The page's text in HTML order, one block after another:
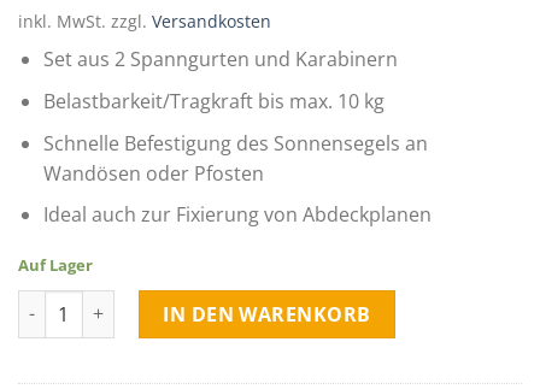
inkl. MwSt. zzgl. Versandkosten
Set aus 2 Spanngurten und Karabinern
Belastbarkeit/Tragkraft bis max. 10 kg
Schnelle Befestigung des Sonnensegels an
Wandösen oder Pfosten
Ideal auch zur Fixierung von Abdeckplanen
Auf Lager
Zurrgurte + Karabiner als 2er Set quantity
IN DEN WARENKORB